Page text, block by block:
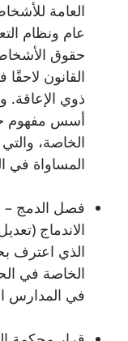
العامة
عام ونظام
حقوق
القانون
ذوي الإعاقة.
أسس مفهوم
الخاصة،
المساواة في
الذي اعترف
الخاصة في
في المدارس